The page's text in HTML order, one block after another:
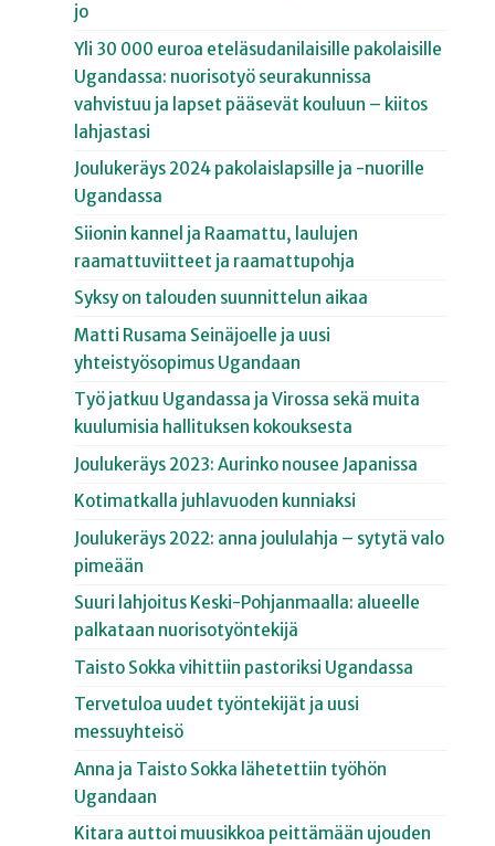
jo
Yli 30 000 euroa eteläsudanilaisille pakolaisille
Ugandassa: nuorisotyö seurakunnissa
vahvistuu ja lapset pääsevät kouluun – kiitos
lahjastasi
Joulukeräys 2024 pakolaislapsille ja -nuorille
Ugandassa
Siionin kannel ja Raamattu, laulujen
raamattuviitteet ja raamattupohja
Syksy on talouden suunnittelun aikaa
Matti Rusama Seinäjoelle ja uusi
yhteistyösopimus Ugandaan
Työ jatkuu Ugandassa ja Virossa sekä muita
kuulumisia hallituksen kokouksesta
Joulukeräys 2023: Aurinko nousee Japanissa
Kotimatkalla juhlavuoden kunniaksi
Joulukeräys 2022: anna joululahja – sytytä valo
pimeään
Suuri lahjoitus Keski-Pohjanmaalla: alueelle
palkataan nuorisotyöntekijä
Taisto Sokka vihittiin pastoriksi Ugandassa
Tervetuloa uudet työntekijät ja uusi
messuyhteisö
Anna ja Taisto Sokka lähetettiin työhön
Ugandaan
Kitara auttoi muusikkoa peittämään ujouden